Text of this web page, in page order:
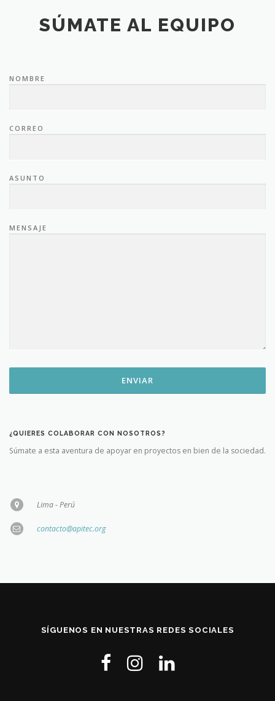
SÚMATE AL EQUIPO
NOMBRE
CORREO
ASUNTO
MENSAJE
¿QUIERES COLABORAR CON NOSOTROS?
Súmate a esta aventura de apoyar en proyectos en bien de la sociedad.
Lima - Perú
contacto@apitec.org
SÍGUENOS EN NUESTRAS REDES SOCIALES